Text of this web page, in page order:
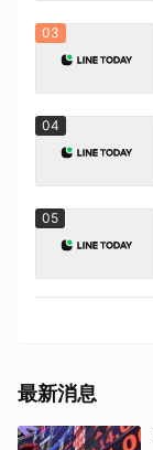
03
04
05
最新消息